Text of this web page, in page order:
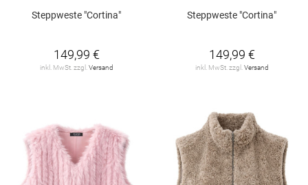
Steppweste "Cortina"
149,99 €
inkl. MwSt. zzgl. Versand
Steppweste "Cortina"
149,99 €
inkl. MwSt. zzgl. Versand